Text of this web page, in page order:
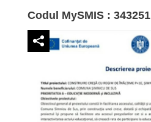
Codul MySMIS : 343251